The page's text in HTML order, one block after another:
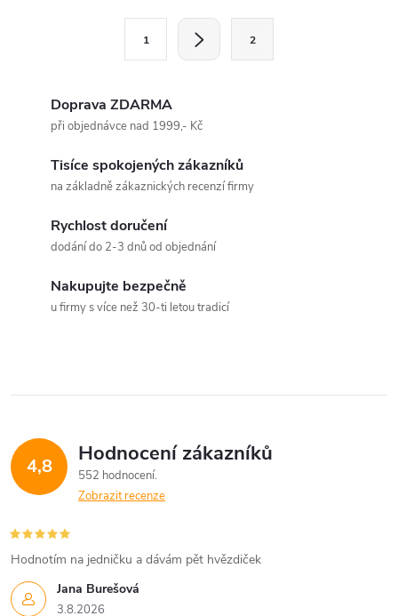
ý
p
i
s
u
1 2
Doprava ZDARMA
při objednávce nad 1999,- Kč
Tisíce spokojených zákazníků
na základně zákaznických recenzí firmy
Rychlost doručení
dodání do 2-3 dnů od objednání
Nakupujte bezpečně
u firmy s více než 30-ti letou tradicí
4,8 Hodnocení zákazníků
552 hodnocení
Zobrazit recenze
Jana Burešová
3.8.2026
Hodnotím na jedničku a dávám pět hvězdiček